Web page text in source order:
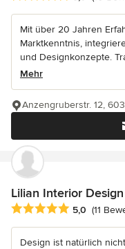
Mit über 20 Jahren
Marktkenntnis,
und Designkonzepte.
Mehr
Anzengruberstr. 12,
Lilian Interior Design
Durchschnittliche
5,0 (11
Design ist natürlich